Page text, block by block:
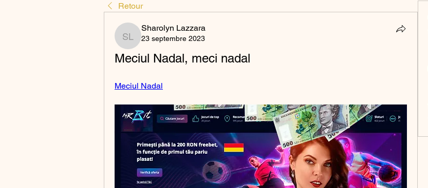
Retour
Sharolyn Lazzara
Sharolyn Lazzara
23 septembre 2023
Meciul Nadal, meci nadal
Meciul Nadal